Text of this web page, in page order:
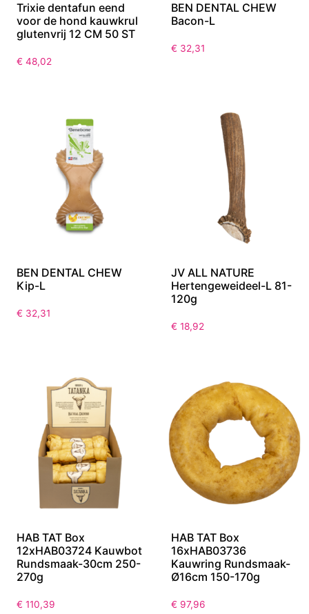
Trixie dentafun eend
voor de hond kauwkrul
glutenvrij 12 CM 50 ST
€ 48,02
BEN DENTAL CHEW
Bacon-L
€ 32,31
BEN DENTAL CHEW
Kip-L
€ 32,31
JV ALL NATURE
Hertengeweideel-L 81-
120g
€ 18,92
HAB TAT Box
12xHAB03724 Kauwbot
Rundsmaak-30cm 250-
270g
€ 110,39
HAB TAT Box
16xHAB03736
Kauwring Rundsmaak-
Ø16cm 150-170g
€ 97,96